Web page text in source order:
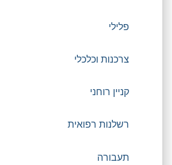
פלילי
צרכנות וכלכלי
קניין רוחני
רשלנות רפואית
תעבורה